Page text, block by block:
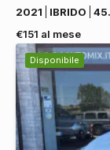
2021
IBRIDO
€151 al mese
Disponibile